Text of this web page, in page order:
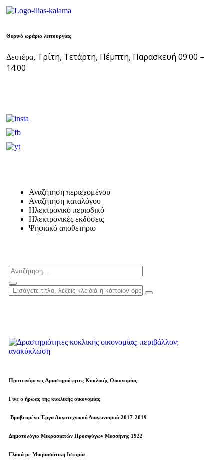
Θερινό ωράριο λειτουργίας
Δευτέρα, Τρίτη, Τετάρτη, Πέμπτη, Παρασκευή 09:00 –
14:00
Αναζήτηση περιεχομένου
Αναζήτηση καταλόγου
Ηλεκτρονικό περιοδικό
Ηλεκτρονικές εκδόσεις
Ψηφιακό αποθετήριο
Προτεινόμενες Δραστηριότητες Κυκλικής Οικονομίας
Γίνε ο ήρωας της κυκλικής οικονομίας
Βραβευµένα Έργα Λογοτεχνικού Διαγωνισμού 2017-2019
Δημοτολόγιο Μικρασιατών Προσφύγων Μεσσήνης 1922
Γλυκά με Μικρασιάτικη Ιστορία